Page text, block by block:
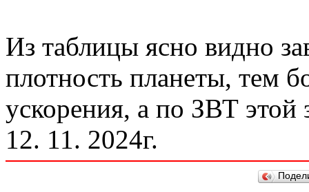
Из таблицы ясно видно
плотность планеты, тем
ускорения, а по ЗВТ этой
12. 11. 2024г.